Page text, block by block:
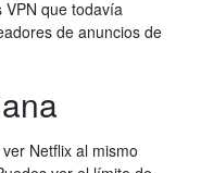
VPN que todavía
de anuncios de
Netflix al mismo